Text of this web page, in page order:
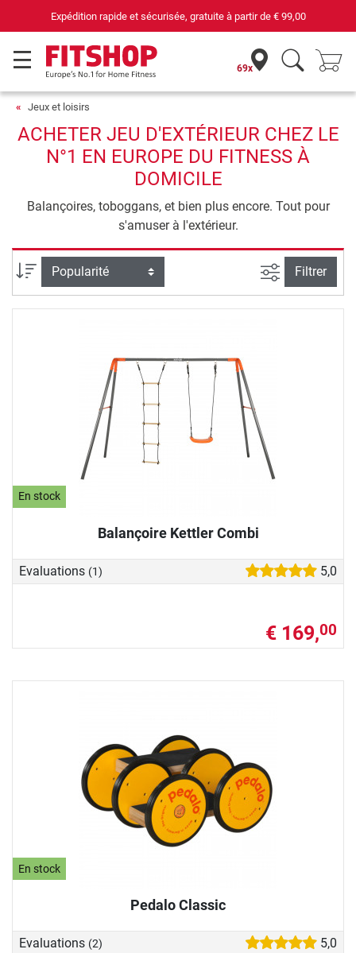
Expédition rapide et sécurisée, gratuite à partir de € 99,00
69x
Jeux et loisirs
ACHETER JEU D'EXTÉRIEUR CHEZ LE
N°1 EN EUROPE DU FITNESS À
DOMICILE
Balançoires, toboggans, et bien plus encore. Tout pour
s'amuser à l'extérieur.
Trier par Filtrer la
Filtrer
En stock
Balançoire Kettler Combi
Evaluations (1) 5,0
€ 169,00
En stock
Pedalo Classic
Evaluations (2) 5,0